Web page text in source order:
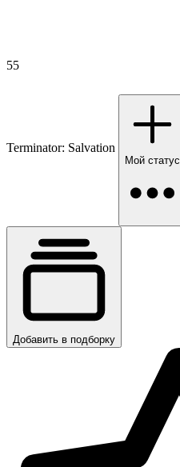
55
Terminator: Salvation
Мой статус
Добавить в подборку